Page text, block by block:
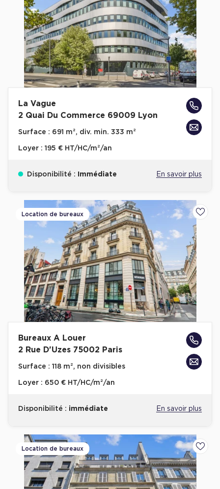
La Vague
2 Quai Du Commerce 69009 Lyon
Surface : 691 m², div. min. 333 m²
Loyer : 195 € HT/HC/m²/an
Disponibilité : Immédiate En savoir plus
Location de bureaux
Bureaux A Louer
2 Rue D'Uzes 75002 Paris
Surface : 118 m², non divisibles
Loyer : 650 € HT/HC/m²/an
Disponibilité : immédiate En savoir plus
Location de bureaux